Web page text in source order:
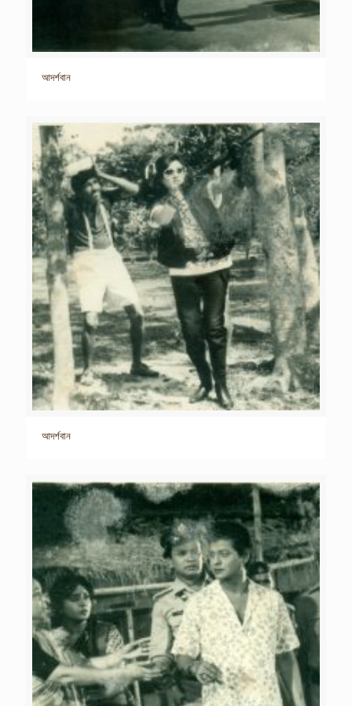
আদর্শবান
আদর্শবান